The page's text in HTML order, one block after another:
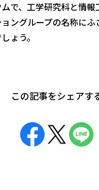
で、工学研究科と情
ングループの名称に
ょう。
この記事をシェアす